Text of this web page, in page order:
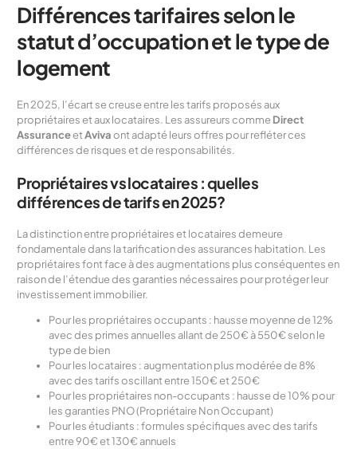
Différences tarifaires selon le
statut d’occupation et le type de
logement
En 2025, l’écart se creuse entre les tarifs proposés aux
propriétaires et aux locataires. Les assureurs commeDirect
AssuranceetAvivaont adapté leurs offres pour refléter ces
différences de risques et de responsabilités.
Propriétaires vs locataires : quelles
différences de tarifs en 2025?
La distinction entre propriétaires et locataires demeure
fondamentale dans la tarification des assurances habitation. Les
propriétaires font face à des augmentations plus conséquentes en
raison de l’étendue des garanties nécessaires pour protéger leur
investissement immobilier.
Pour les propriétaires occupants : hausse moyenne de 12%
avec des primes annuelles allant de 250€ à 550€ selon le
type de bien
Pour les locataires : augmentation plus modérée de 8%
avec des tarifs oscillant entre 150€ et 250€
Pour les propriétaires non-occupants : hausse de 10% pour
les garanties PNO (Propriétaire Non Occupant)
Pour les étudiants : formules spécifiques avec des tarifs
entre 90€ et 130€ annuels